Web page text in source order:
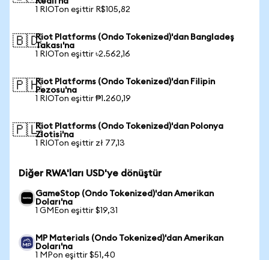
1 RIOTon eşittir R$105,82
🇧🇩Riot Platforms (Ondo Tokenized)'dan Bangladeş
Takası'na
1 RIOTon eşittir ৳2.562,16
🇵🇭Riot Platforms (Ondo Tokenized)'dan Filipin
Pezosu'na
1 RIOTon eşittir ₱1.260,19
🇵🇱Riot Platforms (Ondo Tokenized)'dan Polonya
Zlotisi'na
1 RIOTon eşittir zł 77,13
Diğer RWA'ları USD'ye dönüştür
GameStop (Ondo Tokenized)'dan Amerikan
Doları'na
1 GMEon eşittir $19,31
MP Materials (Ondo Tokenized)'dan Amerikan
Doları'na
1 MPon eşittir $51,40